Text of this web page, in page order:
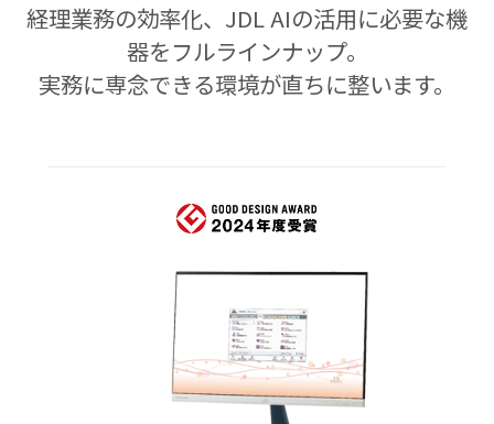
経理業務の効率化、JDL AIの活用に必要な機
器をフルラインナップ。
実務に専念できる環境が直ちに整います。